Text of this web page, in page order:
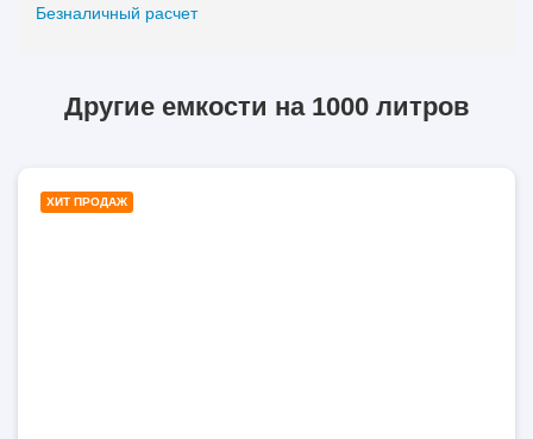
Безналичный расчет
Другие емкости на 1000 литров
ХИТ ПРОДАЖ